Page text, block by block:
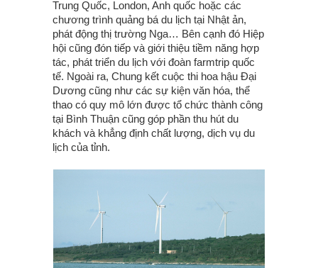
Trung Quốc, London, Anh quốc hoặc các
chương trình quảng bá du lịch tại Nhật ản,
phát động thị trường Nga… Bên cạnh đó Hiệp
hội cũng đón tiếp và giới thiệu tiềm năng hợp
tác, phát triển du lịch với đoàn farmtrip quốc
tế. Ngoài ra, Chung kết cuộc thi hoa hậu Đại
Dương cũng như các sự kiện văn hóa, thể
thao có quy mô lớn được tổ chức thành công
tại Bình Thuận cũng góp phần thu hút du
khách và khẳng định chất lượng, dịch vụ du
lịch của tỉnh.